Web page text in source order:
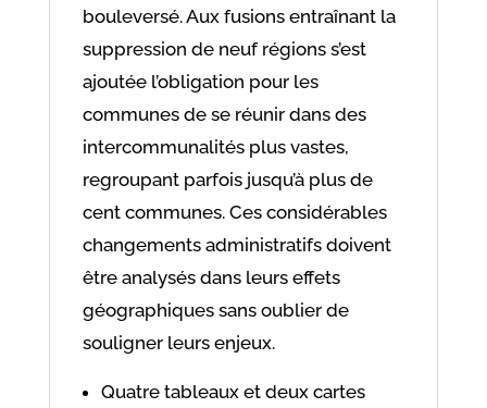
bouleversé. Aux fusions entraînant la
suppression de neuf régions s’est
ajoutée l’obligation pour les
communes de se réunir dans des
intercommunalités plus vastes,
regroupant parfois jusqu’à plus de
cent communes. Ces considérables
changements administratifs doivent
être analysés dans leurs effets
géographiques sans oublier de
souligner leurs enjeux.
Quatre tableaux et deux cartes